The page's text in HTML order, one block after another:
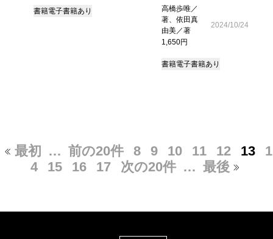
書籍電子書籍あり
高橋歩唯／
著、依田真
由美／著
1,650円
2024/10/24
書籍電子書籍あり
最初 … 前の20件 8 9 10 11 12 13
1
4
15 16 17 次の20件 … 最後